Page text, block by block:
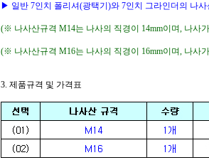
▶ 일반 7인치 폴리셔(광택기)와 7인치 그라인더의 나
(※ 나사산규격 M14는 나사의 직경이 14mm이며, 나사
(※ 나사산규격 M16는 나사의 직경이 16mm이며, 나사
3. 제품규격 및 가격표